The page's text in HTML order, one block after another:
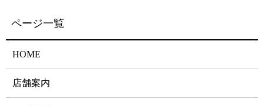
HOME
店舗案内